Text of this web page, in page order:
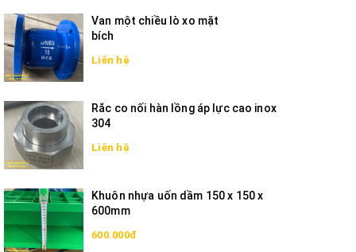
Van một chiều lò xo mặt
bích
Liên hệ
Rắc co nối hàn lồng áp lực cao inox
304
Liên hệ
Khuôn nhựa uốn dầm 150 x 150 x
600mm
600.000đ